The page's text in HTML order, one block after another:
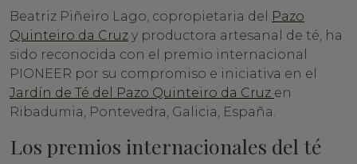
Beatriz Piñeiro Lago, copropietaria del
Pazo
Quinteiro da Cruz y productora artesanal de té, ha
sido reconocida con el premio internacional
PIONEER por su compromiso e iniciativa en el
Jardín de Té del Pazo Quinteiro da Cruz en
Ribadumia, Pontevedra, Galicia, España.
Los premios internacionales del té